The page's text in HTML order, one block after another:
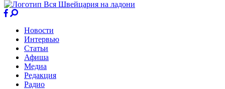
Новости
Интервью
Статьи
Афиша
Медиа
Редакция
Радио